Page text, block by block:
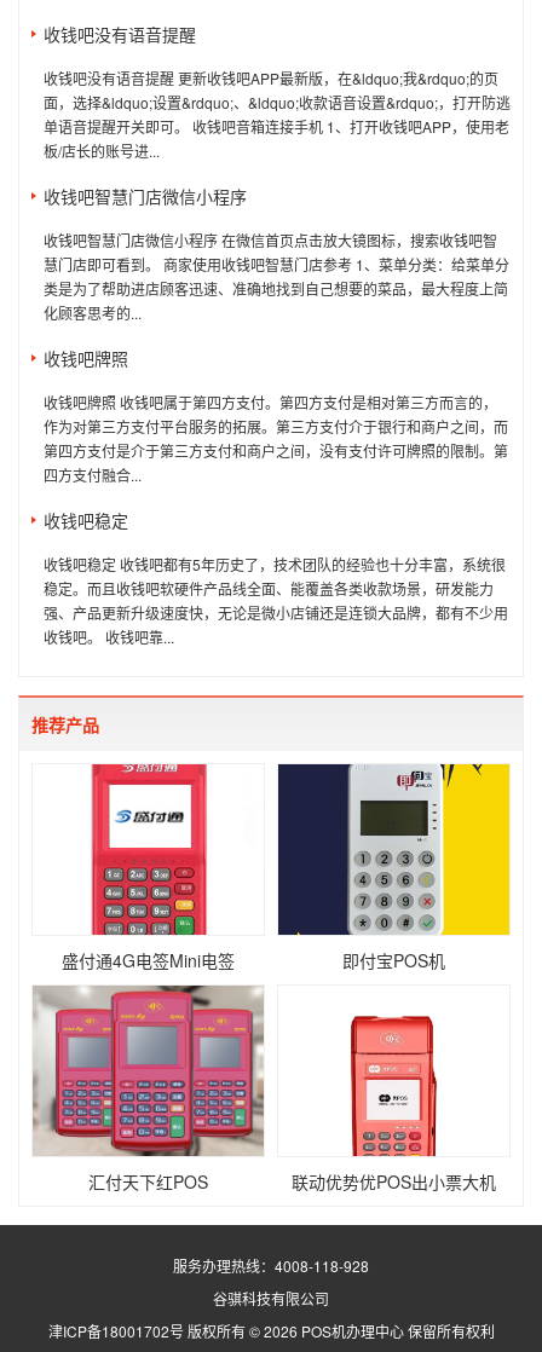
收钱吧没有语音提醒
收钱吧没有语音提醒 更新收钱吧APP最新版，在&ldquo;我&rdquo;的页
面，选择&ldquo;设置&rdquo;、&ldquo;收款语音设置&rdquo;，打开防逃
单语音提醒开关即可。 收钱吧音箱连接手机 1、打开收钱吧APP，使用老
板/店长的账号进...
收钱吧智慧门店微信小程序
收钱吧智慧门店微信小程序 在微信首页点击放大镜图标，搜索收钱吧智
慧门店即可看到。 商家使用收钱吧智慧门店参考 1、菜单分类：给菜单分
类是为了帮助进店顾客迅速、准确地找到自己想要的菜品，最大程度上简
化顾客思考的...
收钱吧牌照
收钱吧牌照 收钱吧属于第四方支付。第四方支付是相对第三方而言的，
作为对第三方支付平台服务的拓展。第三方支付介于银行和商户之间，而
第四方支付是介于第三方支付和商户之间，没有支付许可牌照的限制。第
四方支付融合...
收钱吧稳定
收钱吧稳定 收钱吧都有5年历史了，技术团队的经验也十分丰富，系统很
稳定。而且收钱吧软硬件产品线全面、能覆盖各类收款场景，研发能力
强、产品更新升级速度快，无论是微小店铺还是连锁大品牌，都有不少用
收钱吧。 收钱吧靠...
推荐产品
盛付通4G电签Mini电签 即付宝POS机
汇付天下红POS 联动优势优POS出小票大机
服务办理热线： 4008-118-928
谷骐科技有限公司
津ICP备18001702号版权所有 ©2026 POS机办理中心 保留所有权利